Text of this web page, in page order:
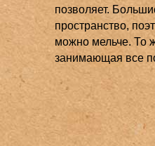
позволяет.
пространство,
можно мельче. То
занимающая все